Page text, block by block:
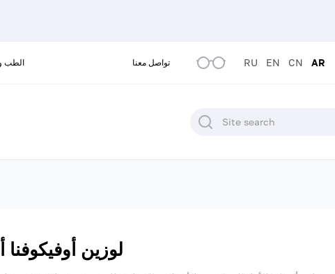
الطب تواصل معنا RU EN CN AR
لوزين أوفيكوفنا